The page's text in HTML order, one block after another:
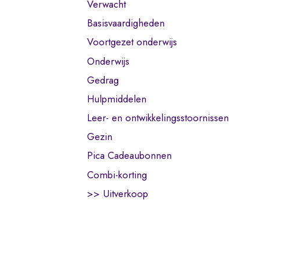
Verwacht
Basisvaardigheden
Voortgezet onderwijs
Onderwijs
Gedrag
Hulpmiddelen
Leer- en ontwikkelingsstoornissen
Gezin
Pica Cadeaubonnen
Combi-korting
>> Uitverkoop